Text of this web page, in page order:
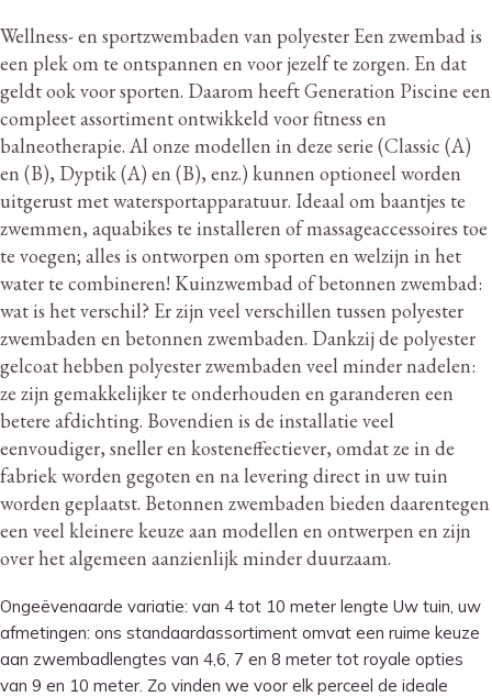
Wellness- en sportzwembaden van polyester Een zwembad is
een plek om te ontspannen en voor jezelf te zorgen. En dat
geldt ook voor sporten. Daarom heeft Generation Piscine een
compleet assortiment ontwikkeld voor fitness en
balneotherapie. Al onze modellen in deze serie (Classic (A)
en (B), Dyptik (A) en (B), enz.) kunnen optioneel worden
uitgerust met watersportapparatuur. Ideaal om baantjes te
zwemmen, aquabikes te installeren of massageaccessoires toe
te voegen; alles is ontworpen om sporten en welzijn in het
water te combineren! Kuinzwembad of betonnen zwembad:
wat is het verschil? Er zijn veel verschillen tussen polyester
zwembaden en betonnen zwembaden. Dankzij de polyester
gelcoat hebben polyester zwembaden veel minder nadelen:
ze zijn gemakkelijker te onderhouden en garanderen een
betere afdichting. Bovendien is de installatie veel
eenvoudiger, sneller en kosteneffectiever, omdat ze in de
fabriek worden gegoten en na levering direct in uw tuin
worden geplaatst. Betonnen zwembaden bieden daarentegen
een veel kleinere keuze aan modellen en ontwerpen en zijn
over het algemeen aanzienlijk minder duurzaam.
Ongeëvenaarde variatie: van 4 tot 10 meter lengte Uw tuin, uw
afmetingen: ons standaardassortiment omvat een ruime keuze
aan zwembadlengtes van 4,6, 7 en 8 meter tot royale opties
van 9 en 10 meter. Zo vinden we voor elk perceel de ideale